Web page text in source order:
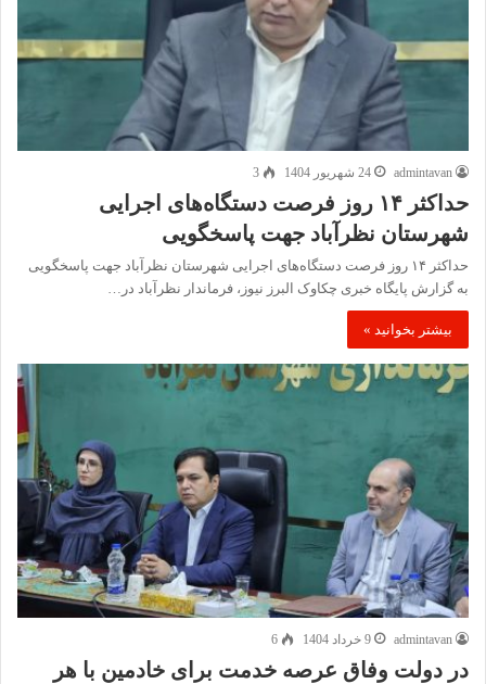
admintavan 24 شهریور 1404 3
حداکثر ۱۴ روز فرصت دستگاه‌های اجرایی
شهرستان نظرآباد جهت پاسخگویی
حداکثر ۱۴ روز فرصت دستگاه‌های اجرایی شهرستان نظرآباد جهت پاسخگویی
به گزارش پایگاه خبری چکاوک البرز نیوز، فرماندار نظرآباد در…
بیشتر بخوانید »
admintavan 9 خرداد 1404 6
در دولت وفاق عرصه خدمت برای خادمین با هر